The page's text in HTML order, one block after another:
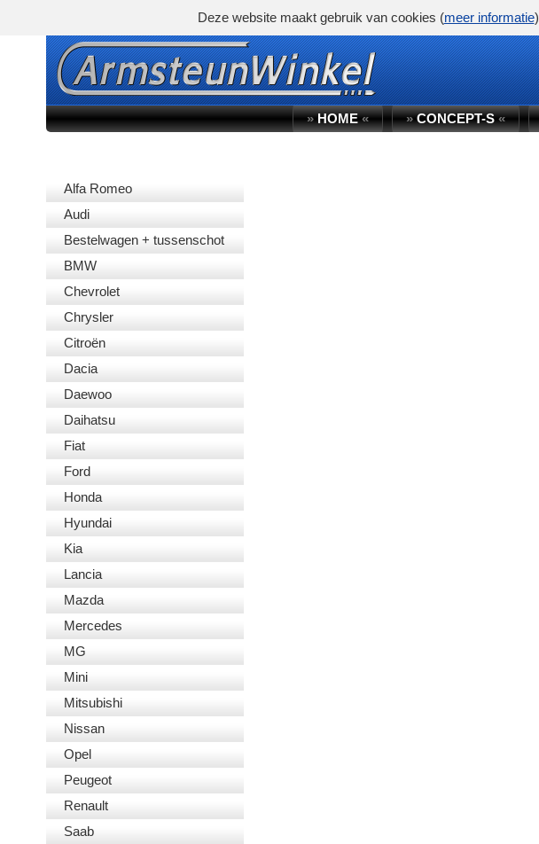
»HOME« »CONCEPT-S«
Alfa Romeo
Audi
Bestelwagen + tussenschot
BMW
Chevrolet
Chrysler
Citroën
Dacia
Daewoo
Daihatsu
Fiat
Ford
Honda
Hyundai
Kia
Lancia
Mazda
Mercedes
MG
Mini
Mitsubishi
Nissan
Opel
Peugeot
Renault
Saab
Deze website maakt gebruik van cookies (meer informatie)